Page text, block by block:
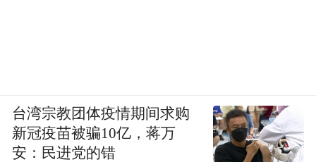
台湾宗教团体疫情期间求购
新冠疫苗被骗10亿，蒋万
安：民进党的错